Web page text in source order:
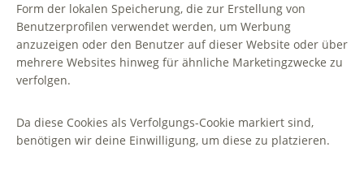
Form der lokalen Speicherung, die zur Erstellung von
Benutzerprofilen verwendet werden, um Werbung
anzuzeigen oder den Benutzer auf dieser Website oder über
mehrere Websites hinweg für ähnliche Marketingzwecke zu
verfolgen.
Da diese Cookies als Verfolgungs-Cookie markiert sind,
benötigen wir deine Einwilligung, um diese zu platzieren.